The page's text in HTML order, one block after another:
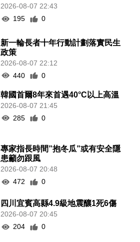
2026-08-07 22:43
195
0
新一輪長者十年行動計劃落實民生
政策
2026-08-07 22:12
440
0
韓國首爾8年來首遇40°C以上高溫
2026-08-07 21:45
285
0
專家指長時間”抱冬瓜”或有安全隱
患籲勿跟風
2026-08-07 20:48
472
0
四川宜賓高縣4.9級地震釀1死6傷
2026-08-07 20:45
204
0